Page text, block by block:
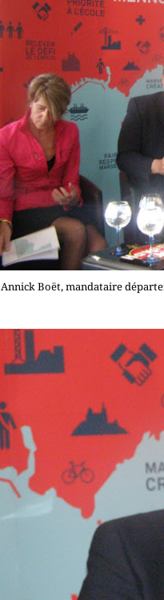
Annick Boët, mandataire